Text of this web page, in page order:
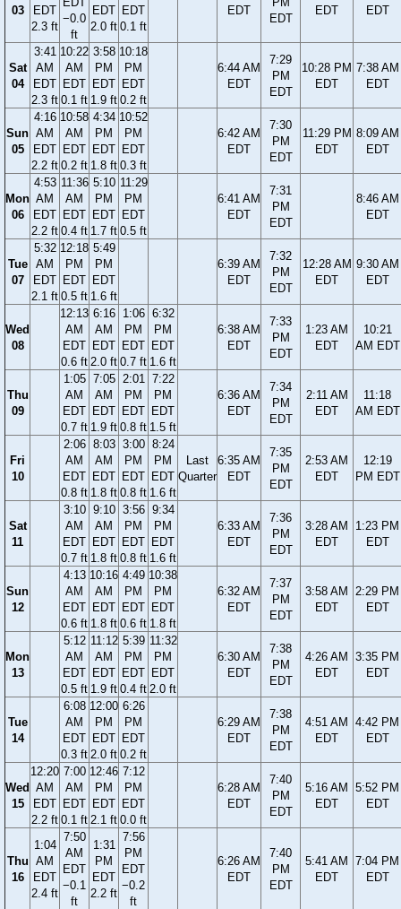
03
EDT
2.3 ft
−0.0
ft
EDT
2.0 ft
EDT
0.1 ft
EDT
EDT
EDT
EDT
Sat
04
3:41
AM
EDT
2.3 ft
10:22
AM
EDT
0.1 ft
3:58
PM
EDT
1.9 ft
10:18
PM
EDT
0.2 ft
6:44 AM
EDT
7:29
PM
EDT
10:28 PM
EDT
7:38 AM
EDT
Sun
05
4:16
AM
EDT
2.2 ft
10:58
AM
EDT
0.2 ft
4:34
PM
EDT
1.8 ft
10:52
PM
EDT
0.3 ft
6:42 AM
EDT
7:30
PM
EDT
11:29 PM
EDT
8:09 AM
EDT
Mon
06
4:53
AM
EDT
2.2 ft
11:36
AM
EDT
0.4 ft
5:10
PM
EDT
1.7 ft
11:29
PM
EDT
0.5 ft
6:41 AM
EDT
7:31
PM
EDT
8:46 AM
EDT
Tue
07
5:32
AM
EDT
2.1 ft
12:18
PM
EDT
0.5 ft
5:49
PM
EDT
1.6 ft
6:39 AM
EDT
7:32
PM
EDT
12:28 AM
EDT
9:30 AM
EDT
Wed
08
12:13
AM
EDT
0.6 ft
6:16
AM
EDT
2.0 ft
1:06
PM
EDT
0.7 ft
6:32
PM
EDT
1.6 ft
6:38 AM
EDT
7:33
PM
EDT
1:23 AM
EDT
10:21
AM EDT
Thu
09
1:05
AM
EDT
0.7 ft
7:05
AM
EDT
1.9 ft
2:01
PM
EDT
0.8 ft
7:22
PM
EDT
1.5 ft
6:36 AM
EDT
7:34
PM
EDT
2:11 AM
EDT
11:18
AM EDT
Fri
10
2:06
AM
EDT
0.8 ft
8:03
AM
EDT
1.8 ft
3:00
PM
EDT
0.8 ft
8:24
PM
EDT
1.6 ft
Last
Quarter
6:35 AM
EDT
7:35
PM
EDT
2:53 AM
EDT
12:19
PM EDT
Sat
11
3:10
AM
EDT
0.7 ft
9:10
AM
EDT
1.8 ft
3:56
PM
EDT
0.8 ft
9:34
PM
EDT
1.6 ft
6:33 AM
EDT
7:36
PM
EDT
3:28 AM
EDT
1:23 PM
EDT
Sun
12
4:13
AM
EDT
0.6 ft
10:16
AM
EDT
1.8 ft
4:49
PM
EDT
0.6 ft
10:38
PM
EDT
1.8 ft
6:32 AM
EDT
7:37
PM
EDT
3:58 AM
EDT
2:29 PM
EDT
Mon
13
5:12
AM
EDT
0.5 ft
11:12
AM
EDT
1.9 ft
5:39
PM
EDT
0.4 ft
11:32
PM
EDT
2.0 ft
6:30 AM
EDT
7:38
PM
EDT
4:26 AM
EDT
3:35 PM
EDT
Tue
14
6:08
AM
EDT
0.3 ft
12:00
PM
EDT
2.0 ft
6:26
PM
EDT
0.2 ft
6:29 AM
EDT
7:38
PM
EDT
4:51 AM
EDT
4:42 PM
EDT
Wed
15
12:20
AM
EDT
2.2 ft
7:00
AM
EDT
0.1 ft
12:46
PM
EDT
2.1 ft
7:12
PM
EDT
0.0 ft
6:28 AM
EDT
7:40
PM
EDT
5:16 AM
EDT
5:52 PM
EDT
Thu
16
1:04
AM
EDT
2.4 ft
7:50
AM
EDT
−0.1
ft
1:31
PM
EDT
2.2 ft
7:56
PM
EDT
−0.2
ft
6:26 AM
EDT
7:40
PM
EDT
5:41 AM
EDT
7:04 PM
EDT